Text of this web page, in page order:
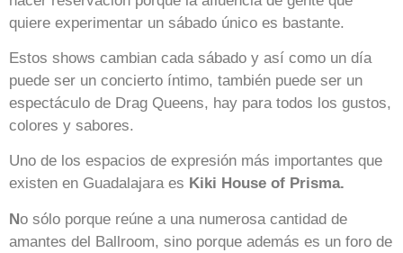
quiere experimentar un sábado único es bastante.
Estos shows cambian cada sábado y así como un día
puede ser un concierto íntimo, también puede ser un
espectáculo de Drag Queens, hay para todos los gustos,
colores y sabores.
Uno de los espacios de expresión más importantes que
existen en Guadalajara es Kiki House of Prisma.
No sólo porque reúne a una numerosa cantidad de
amantes del Ballroom, sino porque además es un foro de